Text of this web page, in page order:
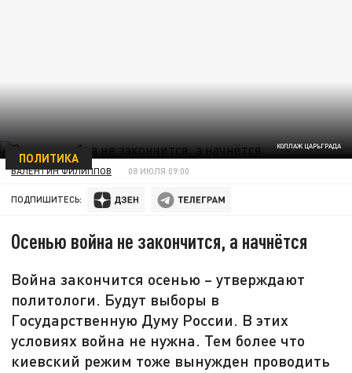
КОЛЛАЖ ЦАРЬГРАДА
ПОЛИТИКА
ВАЛЕНТИН ФИЛИППОВ 08 ИЮЛЯ 09:00
ПОДПИШИТЕСЬ:
Осенью война не закончится, а начнётся
Война закончится осенью – утверждают
политологи. Будут выборы в
Государственную Думу России. В этих
условиях война не нужна. Тем более что
киевский режим тоже вынужден проводить